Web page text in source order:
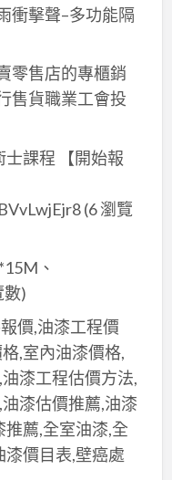
衝擊聲–多功能隔
零售店的專櫃銷
售貨職業工會投
課程 【開始報
(6 瀏覽
、
數)
價,油漆工程價
,室內油漆價格,
漆工程估價方法,
漆估價推薦,油漆
薦,全室油漆,全
漆價目表,壁癌處